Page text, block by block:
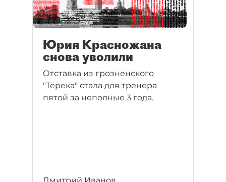
Юрия Красножана
снова уволили
Отставка из грозненского
"Терека" стала для тренера
пятой за неполные 3 года.